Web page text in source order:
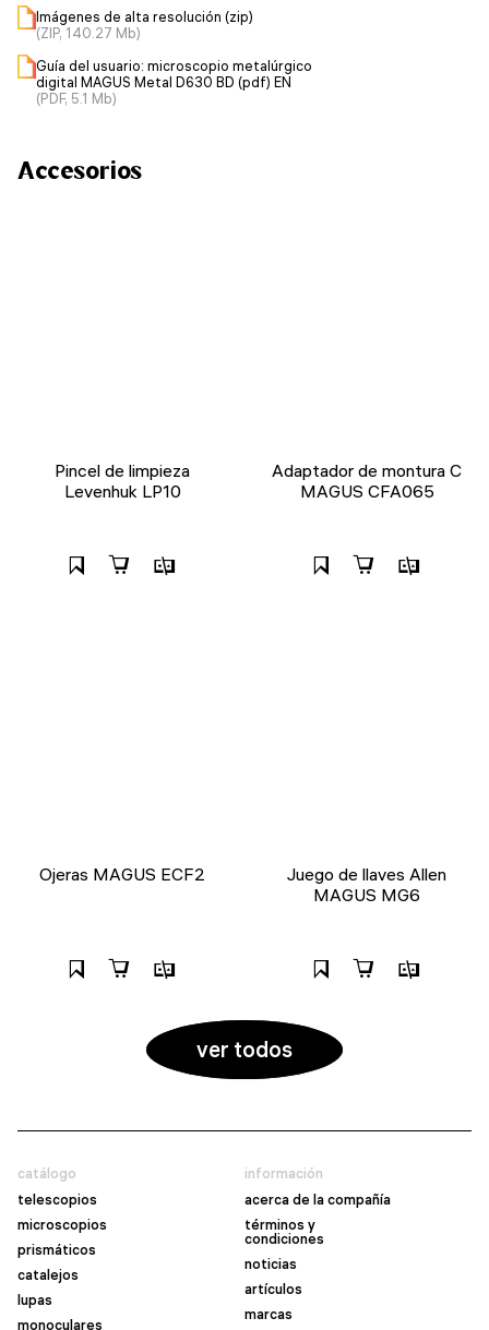
Imágenes de alta resolución (zip)
(ZIP, 140.27 Mb)
Guía del usuario: microscopio metalúrgico
digital MAGUS Metal D630 BD (pdf) EN
(PDF, 5.1 Mb)
Accesorios
Pincel de limpieza
Levenhuk LP10
Adaptador de montura C
MAGUS CFA065
Ojeras MAGUS ECF2
Juego de llaves Allen
MAGUS MG6
ver todos
catálogo
telescopios
microscopios
prismáticos
catalejos
lupas
monoculares
información
acerca de la compañía
términos y
condiciones
noticias
artículos
marcas